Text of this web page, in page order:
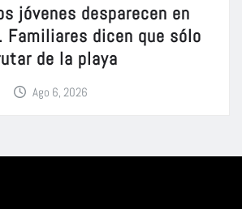
jóvenes desparecen en
Familiares dicen que sólo
de la playa
Ago 6, 2026